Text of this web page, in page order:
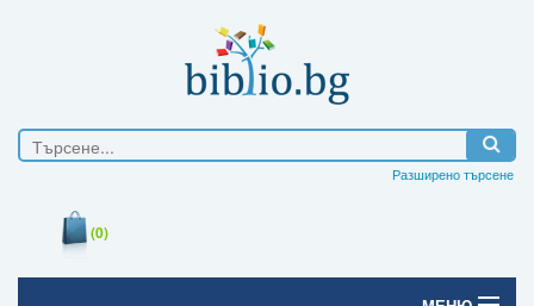
Разширено търсене
(0)